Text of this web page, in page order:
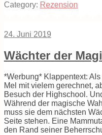
Category: Rezension
24. Juni 2019
Wächter der
*Werbung* Klappentext:
Mel mit vielem gerechnet,
Besuch der Highschool.
Während der magische
muss sie dem nächsten
Seite stehen. Eine
den Rand seiner